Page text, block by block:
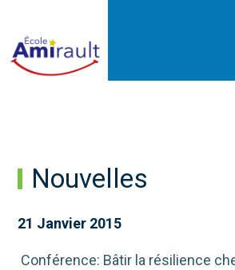
Nouvelles
21 Janvier 2015
Conférence: Bâtir la résilience